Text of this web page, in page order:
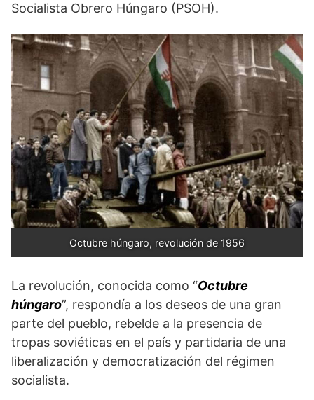
Socialista Obrero Húngaro (PSOH).
Octubre húngaro, revolución de 1956
La revolu­ción, conocida como “Octubre
húngaro”, respondía a los deseos de una gran
parte del pueblo, rebelde a la presencia de
tropas soviéticas en el país y partidaria de una
liberalización y democratización del régimen
socialista.